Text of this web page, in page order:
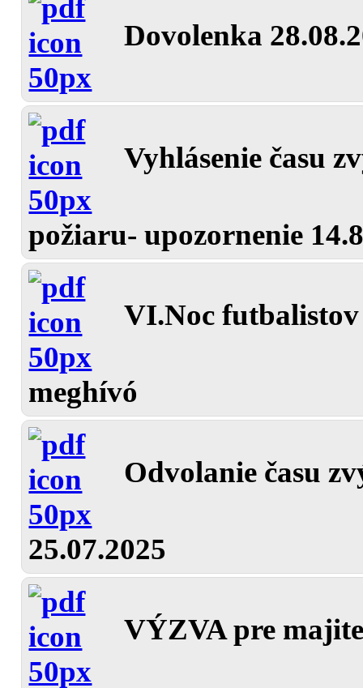
Dovolenka
Vyhlásenie času
požiaru- upozornenie
VI.Noc
meghívó
Odvolanie času
25.07.2025
VÝZVA pre